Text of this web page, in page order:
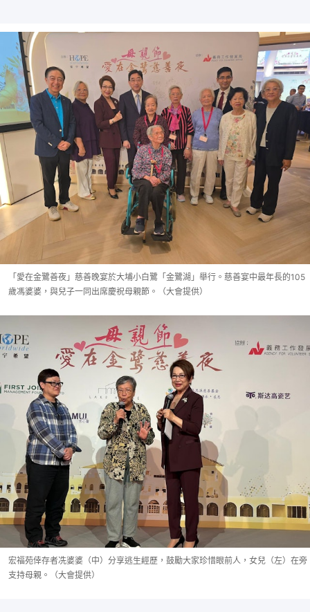
「愛在金鷺善夜」慈善晚宴於大埔小白鷺「金鷺湖」舉行。慈善宴中最年長的105
歲馮婆婆，與兒子一同出席慶祝母親節。（大會提供）
宏福苑倖存者冼婆婆（中）分享逃生經歷，鼓勵大家珍惜眼前人，女兒（左）在旁
支持母親。（大會提供）